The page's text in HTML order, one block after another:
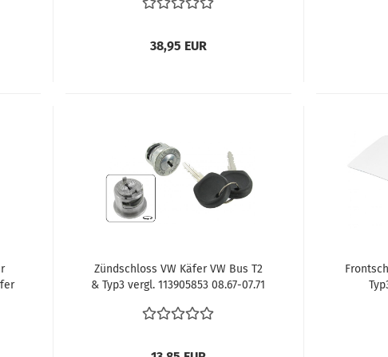
411698471
38,95 EUR
Zündschloss VW Käfer VW Bus T2
& Typ3 vergl. 113905853 08.67-07.71